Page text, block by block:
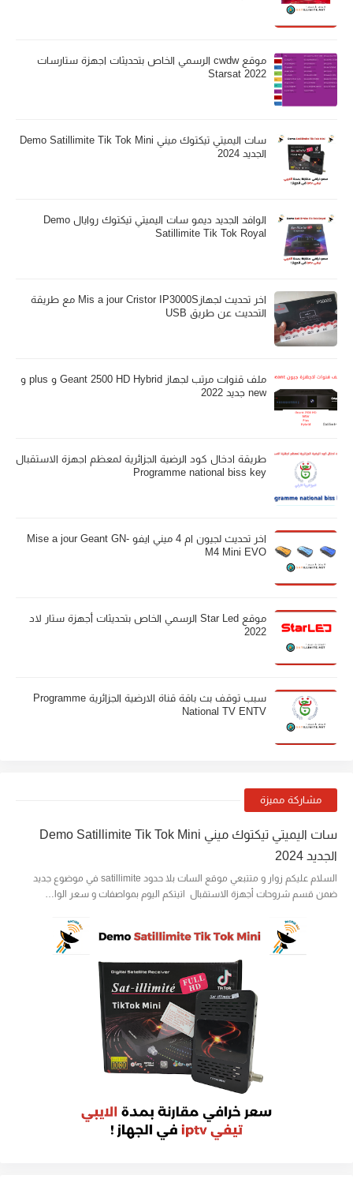
موقع cwdw الرسمي الخاص بتحديثات اجهزة ستارسات
Starsat 2022
سات اليميتي تيكتوك ميني Demo Satillimite Tik Tok Mini
الجديد 2024
الوافد الجديد ديمو سات اليميتي تيكتوك روايال Demo
Satillimite Tik Tok Royal
اخر تحديث لجهازMis a jour Cristor IP3000S مع طريقة
التحديث عن طريق USB
ملف قنوات مرتب لجهاز Geant 2500 HD Hybrid و plus و
new جديد 2022
طريقة ادخال كود الرضية الجزائرية لمعظم اجهزة الاستقبال
Programme national biss key
اخر تحديث لجيون ام 4 ميني ايفو Mise a jour Geant GN-
M4 Mini EVO
موقع Star Led الرسمي الخاص بتحديثات أجهزة ستار لاد
2022
سبب توقف بث باقة قناة الارضية الجزائرية Programme
National TV ENTV
مشاركة مميزة
سات اليميتي تيكتوك ميني Demo Satillimite Tik Tok Mini
الجديد 2024
السلام عليكم زوار و متتبعي موقع السات بلا حدود satillimite في موضوع جديد
ضمن قسم شروحات أجهزة الاستقبال اتيتكم اليوم بمواصفات و سعر الوا…